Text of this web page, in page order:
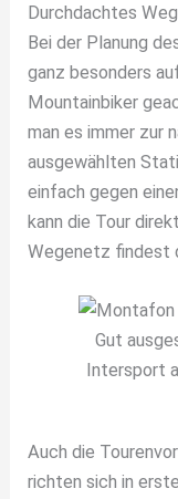
Durchdachtes
Bei der Planung
ganz besonders
Mountainbiker
man es immer zur
ausgewählten
einfach gegen
kann die Tour
Wegenetz findest
Gut
Intersport
Auch die
richten sich in